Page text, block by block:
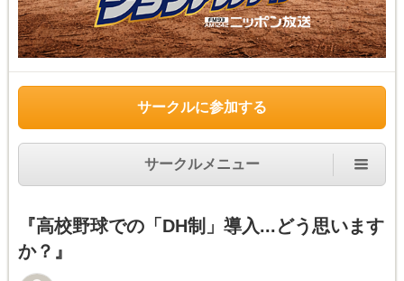
サークルに参加する
サークルメニュー
『高校野球での「DH制」導入...どう思います
か？』